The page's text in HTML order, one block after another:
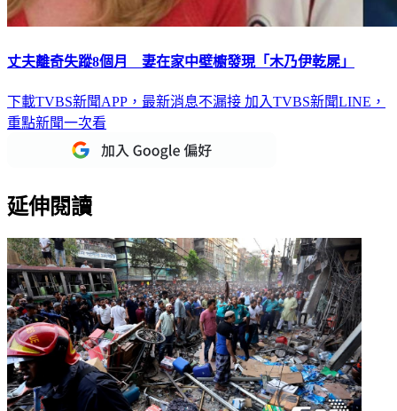
丈夫離奇失蹤8個月 妻在家中壁櫥發現「木乃伊乾屍」
下載TVBS新聞APP，最新消息不漏接 加入TVBS新聞LINE，
重點新聞一次看
延伸閱讀